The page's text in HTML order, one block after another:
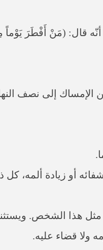
نينوى
أنّه قال: (مَنْ أَفْطَرَ
الإمساك إلى نصف
أو زيادة ألمه، كل
مثل هذا الشخص.
ولا قضاء عليه.